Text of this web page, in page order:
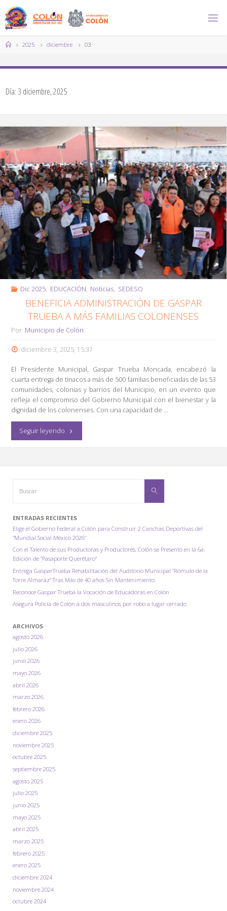
contenido
Página2025 diciembre 03
Día: 3 diciembre, 2025
Dic 2025, EDUCACIÓN, Noticias, SEDESO
BENEFICIA ADMINISTRACIÓN DE GASPAR
TRUEBA A MÁS FAMILIAS COLONENSES
Por Municipio de Colón
diciembre 3, 2025, 15:37
El Presidente Municipal, Gaspar Trueba Moncada, encabezó la
cuarta entrega de tinacos a más de 500 familias beneficiadas de las 53
comunidades, colonias y barrios del Municipio, en un evento que
refleja el compromiso del Gobierno Municipal con el bienestar y la
dignidad de los colonenses. Con una capacidad de …
Seguir leyendo"Beneficia
Familias
Colonenses"
Buscar
ENTRADAS RECIENTES
Elige el Gobierno Federal a Colón para Construir 2 Canchas Deportivas del
“Mundial Social México 2026”
Con el Talento de sus Productoras y Productores, Colón se Presentó en la 6a.
Edición de “Pasaporte Querétaro”
Entrega GasparTrueba Rehabilitación del Auditorio Municipal “Rómulo de la
Torre Almaráz” Tras Más de 40 años Sin Mantenimiento
Reconoce Gaspar Trueba la Vocación de Educadoras en Colón
Asegura Policía de Colón a dos masculinos por robo a lugar cerrado
ARCHIVOS
agosto 2026
julio 2026
junio 2026
mayo 2026
abril 2026
marzo 2026
febrero 2026
enero 2026
diciembre 2025
noviembre 2025
octubre 2025
septiembre 2025
agosto 2025
julio 2025
junio 2025
mayo 2025
abril 2025
marzo 2025
febrero 2025
enero 2025
diciembre 2024
noviembre 2024
octubre 2024